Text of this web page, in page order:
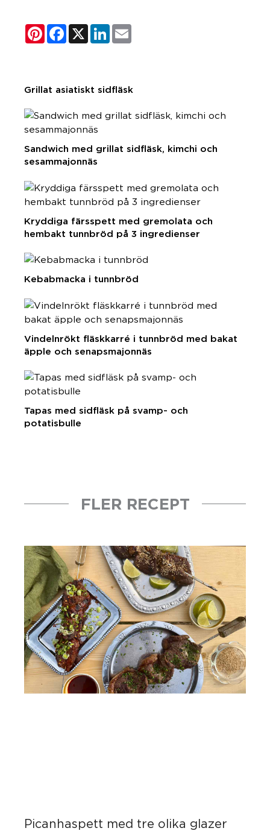
PinterestFacebook
X LinkedIn
Grillat asiatiskt sidfläsk
Sandwich med grillat sidfläsk, kimchi och
sesammajonnäs
Kryddiga färsspett med gremolata och
hembakt tunnbröd på 3 ingredienser
Kebabmacka i tunnbröd
Vindelnrökt fläskkarré i tunnbröd med bakat
äpple och senapsmajonnäs
Tapas med sidfläsk på svamp- och
potatisbulle
FLER RECEPT
Picanhaspett med tre olika glazer